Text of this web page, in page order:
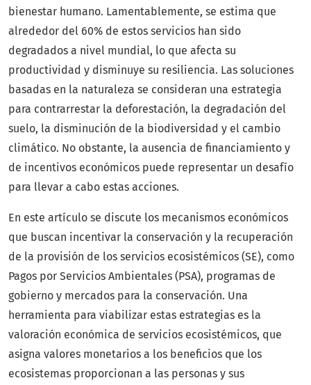
bienestar humano. Lamentablemente, se estima que
alrededor del 60% de estos servicios han sido
degradados a nivel mundial, lo que afecta su
productividad y disminuye su resiliencia. Las soluciones
basadas en la naturaleza se consideran una estrategia
para contrarrestar la deforestación, la degradación del
suelo, la disminución de la biodiversidad y el cambio
climático. No obstante, la ausencia de financiamiento y
de incentivos económicos puede representar un desafío
para llevar a cabo estas acciones.
En este artículo se discute los mecanismos económicos
que buscan incentivar la conservación y la recuperación
de la provisión de los servicios ecosistémicos (SE), como
Pagos por Servicios Ambientales (PSA), programas de
gobierno y mercados para la conservación. Una
herramienta para viabilizar estas estrategias es la
valoración económica de servicios ecosistémicos, que
asigna valores monetarios a los beneficios que los
ecosistemas proporcionan a las personas y sus